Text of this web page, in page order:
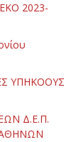
2023-
ΥΠΗΚΟΟΥΣ
Δ.Ε.Π.
ΑΘΗΝΩΝ